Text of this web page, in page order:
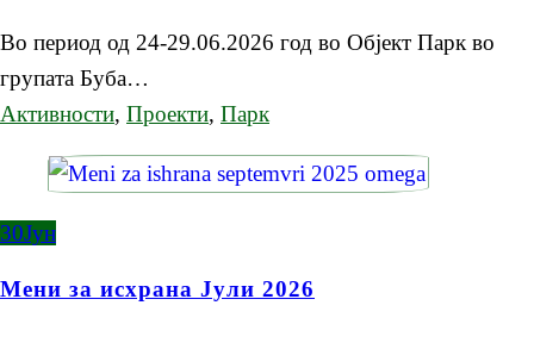
Во период од 24-29.06.2026 год во Oбјект Парк во
групата Буба…
Активности, Проекти, Парк
30Јун
Мени за исхрана Јули 2026